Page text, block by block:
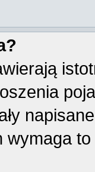
wymaga